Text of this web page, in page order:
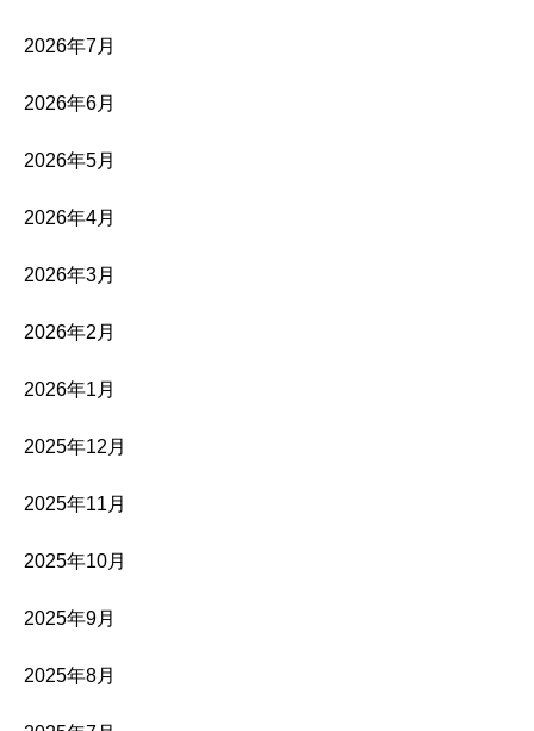
2026年7月
2026年6月
2026年5月
2026年4月
2026年3月
2026年2月
2026年1月
2025年12月
2025年11月
2025年10月
2025年9月
2025年8月